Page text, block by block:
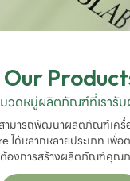
Our
วดหมู่ผลิตภัณฑ์ที่เรารั
สามารถพัฒนาผลิตภัณฑ์เครื่
ได้หลากหลายประเภท เพื่
ต้องการสร้างผลิตภัณฑ์คุณ